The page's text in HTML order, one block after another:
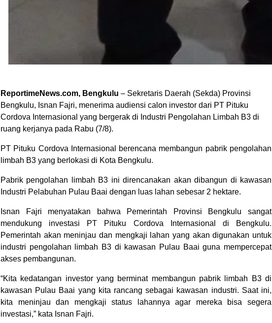
ReportimeNews.com, Bengkulu – Sekretaris Daerah (Sekda) Provinsi
Bengkulu, Isnan Fajri, menerima audiensi calon investor dari PT Pituku
Cordova Internasional yang bergerak di Industri Pengolahan Limbah B3 di
ruang kerjanya pada Rabu (7/8).
PT Pituku Cordova Internasional berencana membangun pabrik pengolahan
limbah B3 yang berlokasi di Kota Bengkulu.
Pabrik pengolahan limbah B3 ini direncanakan akan dibangun di kawasan
Industri Pelabuhan Pulau Baai dengan luas lahan sebesar 2 hektare.
Isnan Fajri menyatakan bahwa Pemerintah Provinsi Bengkulu sangat
mendukung investasi PT Pituku Cordova Internasional di Bengkulu.
Pemerintah akan meninjau dan mengkaji lahan yang akan digunakan untuk
industri pengolahan limbah B3 di kawasan Pulau Baai guna mempercepat
akses pembangunan.
“Kita kedatangan investor yang berminat membangun pabrik limbah B3 di
kawasan Pulau Baai yang kita rancang sebagai kawasan industri. Saat ini,
kita meninjau dan mengkaji status lahannya agar mereka bisa segera
investasi,” kata Isnan Fajri.